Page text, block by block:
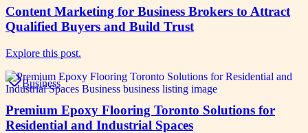
Content Marketing for Business Brokers to Attract
Qualified Buyers and Build Trust
Explore this post.
Business
Premium Epoxy Flooring Toronto Solutions for
Residential and Industrial Spaces